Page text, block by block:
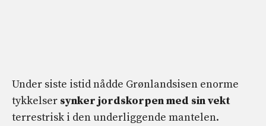
Under siste istid nådde Grønlandsisen enorme
tykkelser synker jordskorpen med sin vekt
terrestrisk i den underliggende mantelen.